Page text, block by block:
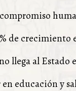
compromiso
de
llega al
educación y